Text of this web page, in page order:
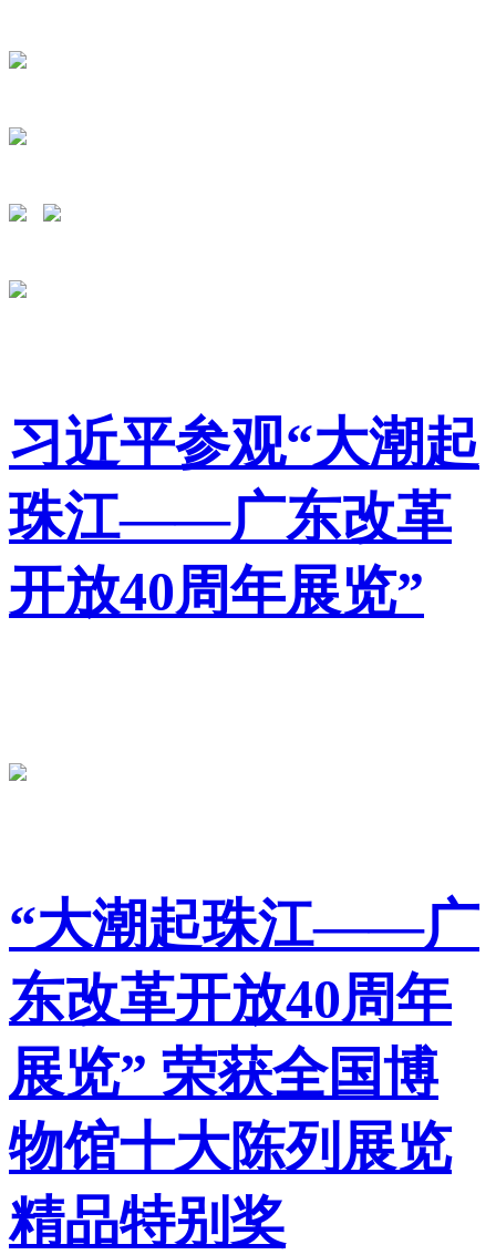
习近平参观“大潮起
珠江——广东改革
开放40周年展览”
“大潮起珠江——广
东改革开放40周年
展览” 荣获全国博
物馆十大陈列展览
精品特别奖